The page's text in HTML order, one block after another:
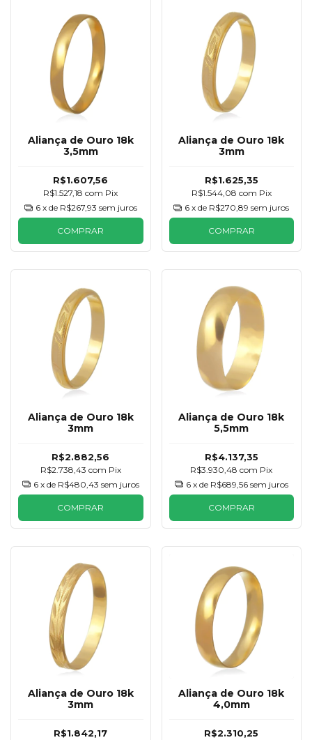
Aliança de Ouro 18k
3,5mm
R$1.607,56
R$1.527,18com Pix
6 x de R$267,93 sem juros
COMPRAR
Aliança de Ouro 18k
3mm
R$1.625,35
R$1.544,08 com Pix
6 x de R$270,89 sem juros
COMPRAR
Aliança de Ouro 18k
3mm
R$2.882,56
R$2.738,43 com Pix
6 x de R$480,43 sem juros
COMPRAR
Aliança de Ouro 18k
5,5mm
R$4.137,35
R$3.930,48com Pix
6 x de R$689,56 sem juros
COMPRAR
Aliança de Ouro 18k
3mm
R$1.842,17
Aliança de Ouro 18k
4,0mm
R$2.310,25